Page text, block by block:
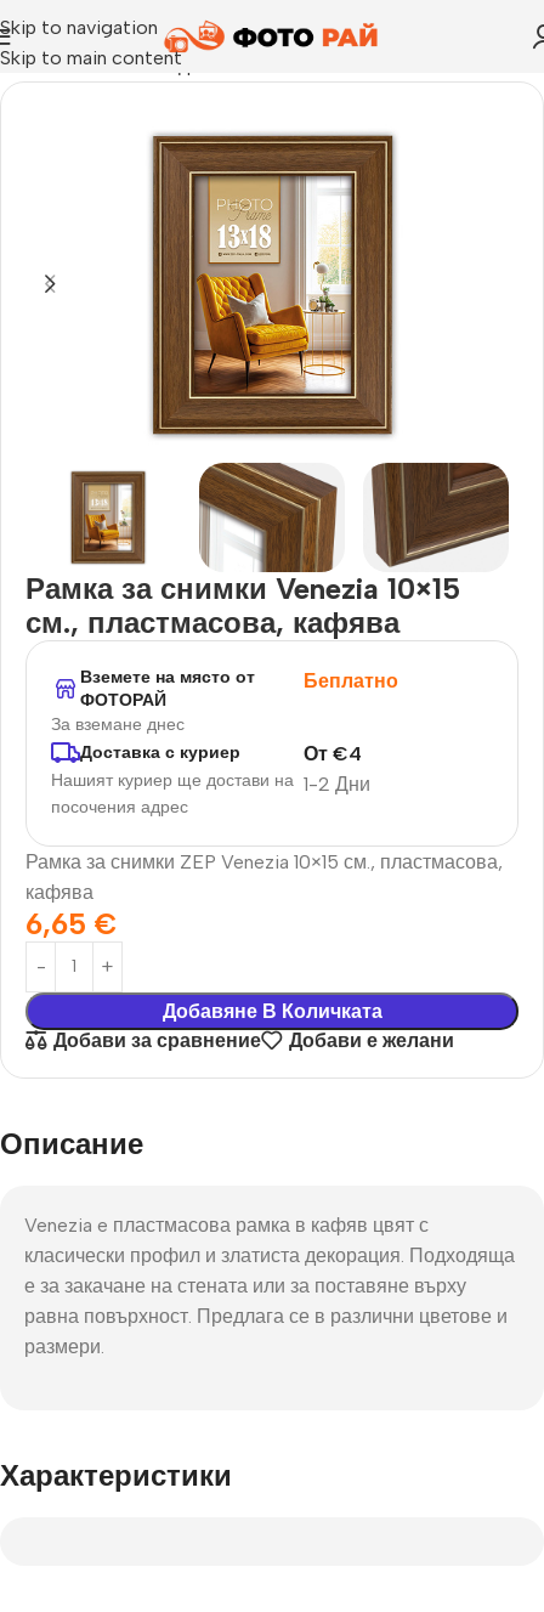
Skip to navigation
Skip to main content
Начало›Рамка за една снимка
Рамка за снимки Venezia 10×15
см., пластмасова, кафява
Вземете на място от
ФОТОРАЙ
За вземане днес
Беплатно
Доставка с куриер
Нашият куриер ще достави на
посочения адрес
1-2 Дни
От€4
Рамка за снимки ZEP Venezia 10×15 см., пластмасова,
кафява
6,65 €
Добавяне В Количката
Добави за сравнение
Добави е желани
Описание
Venezia e пластмасова рамка в кафяв цвят с
класически профил и златиста декорация. Подходяща
е за закачане на стената или за поставяне върху
равна повърхност. Предлага се в различни цветове и
размери.
Характеристики